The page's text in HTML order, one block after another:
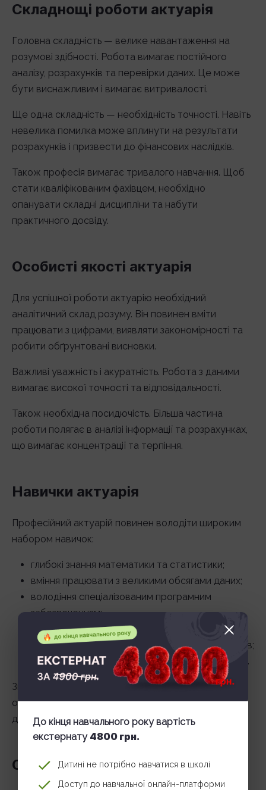
До кінця навчального року вартість
екстернату 4800 грн.
Дитині не потрібно навчатися в школі
Доступ до навчальної онлайн-платформи
Складнощі роботи актуарія
Головна складність — велике навантаження на
розумові здібності. Робота вимагає постійного
аналізу, розрахунків та перевірки даних. Це може
бути виснажливим і вимагає витривалості.
Ще одна складність — необхідність точності. Навіть
невелика помилка може вплинути на результати
розрахунків і призвести до фінансових наслідків.
Також професія вимагає тривалого навчання. Щоб
стати кваліфікованим фахівцем, необхідно
опанувати складні дисципліни та набути
практичного досвіду.
Особисті якості актуарія
Для успішної роботи актуарію необхідний
аналітичний склад розуму. Він повинен вміти
працювати з цифрами, виявляти закономірності та
робити обґрунтовані висновки.
Важливі уважність і акуратність. Робота з даними
вимагає високої точності та відповідальності.
Також необхідна посидючість. Більша частина
роботи полягає в аналізі інформації та розрахунках,
що вимагає концентрації та терпіння.
Навички актуарія
Професійний актуарій повинен володіти широким
набором навичок:
глибокі знання математики та статистики;
вміння працювати з великими обсягами даних;
володіння спеціалізованим програмним
забезпеченням;
навички фінансового аналізу;
розуміння страхових та інвестиційних продуктів;
вміння інтерпретувати результати розрахунків.
Згодом фахівець розвиває здатність швидко
оцінювати ризики та приймати рішення на основі
даних.
Освіта актуарія